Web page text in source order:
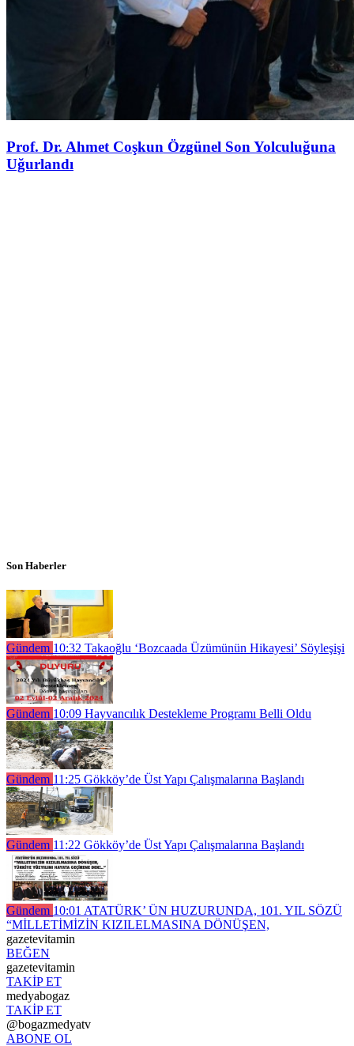
Prof. Dr. Ahmet Coşkun Özgünel Son Yolculuğuna
Uğurlandı
Son Haberler
Gündem 10:32 Takaoğlu ‘Bozcaada Üzümünün Hikayesi’ Söyleşişi
Gündem 10:09 Hayvancılık Destekleme Programı Belli Oldu
Gündem 11:25 Gökköy’de Üst Yapı Çalışmalarına Başlandı
Gündem 11:22 Gökköy’de Üst Yapı Çalışmalarına Başlandı
Gündem 10:01 ATATÜRK’ ÜN HUZURUNDA, 101. YIL SÖZÜ
“MİLLETİMİZİN KIZILELMASINA DÖNÜŞEN,
gazetevitamin
BEĞEN
gazetevitamin
TAKİP ET
medyabogaz
TAKİP ET
@bogazmedyatv
ABONE OL